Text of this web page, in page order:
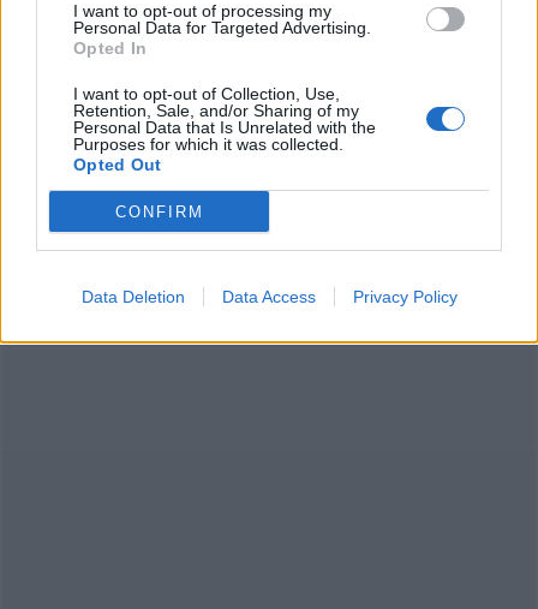
I want to opt-out of processing my
Personal Data for Targeted Advertising.
Opted In
I want to opt-out of Collection, Use,
Retention, Sale, and/or Sharing of my
Personal Data that Is Unrelated with the
Purposes for which it was collected.
Opted Out
CONFIRM
Data Deletion Data Access Privacy Policy
Επιλέγοντας πιο σκούρο ή πολύ ανοιχτό
καβούρδισμα
Επιλέγοντας καφέ σε σακουλάκια ή
κάψουλες
Λαμβάνοντας υπόψη τον τόπο
καλλιέργειας του καφέ